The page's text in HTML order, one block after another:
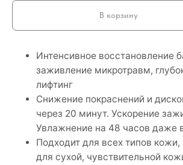
В корзину
Интенсивное восстановление
заживление микротравм,
лифтинг
Снижение покраснений и
через 20 минут. Ускорение
Увлажнение на 48 часов даже
Подходит для всех типов кожи,
для сухой, чувствительной